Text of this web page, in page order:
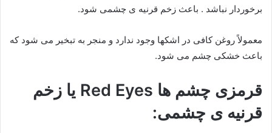
برخوردار نباشد . باعث زخم قرنیه ی چشمی شود.
معمولاً روغن کافی در اشکها وجود ندارد و منجر به تبخیر می شود که
باعث خشکی چشم می شود.
قرمزی چشم ها Red Eyes یا زخم
قرنیه ی چشمی: